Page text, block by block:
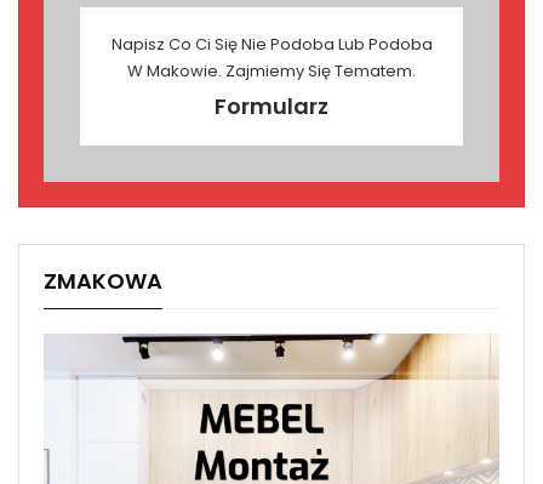
Napisz Co Ci Się Nie Podoba Lub Podoba
W Makowie. Zajmiemy Się Tematem.
Formularz
ZMAKOWA